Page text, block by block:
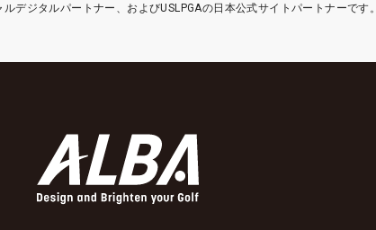
デジタルパートナー、およびUSLPGAの日本公式サイトパートナーです。